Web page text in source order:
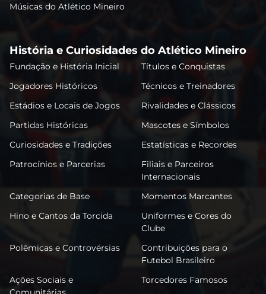
Músicas do Atlético Mineiro
História e Curiosidades do Atlético Mineiro
Fundação e História Inicial
Títulos e Conquistas
Jogadores Históricos
Técnicos e Treinadores
Estádios e Locais de Jogos
Rivalidades e Clássicos
Partidas Históricas
Mascotes e Símbolos
Curiosidades e Tradições
Estatísticas e Recordes
Patrocínios e Parcerias
Filiais e Parceiros
Internacionais
Categorias de Base
Momentos Marcantes
Hino e Cantos da Torcida
Uniformes e Cores do
Clube
Polêmicas e Controvérsias
Contribuições para o
Futebol Brasileiro
Ações Sociais e
Torcedores Famosos